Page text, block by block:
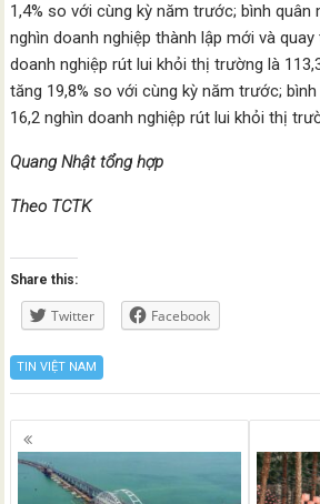
1,4% so với cùng kỳ năm trước; bình quân
nghìn doanh nghiệp thành lập mới và
doanh nghiệp rút lui khỏi thị trường là
tăng 19,8% so với cùng kỳ năm trước;
16,2 nghìn doanh nghiệp rút lui khỏi thị
Quang Nhật tổng hợp
Theo TCTK
Share this:
Twitter Facebook
TIN VIỆT NAM
Posts
navigation